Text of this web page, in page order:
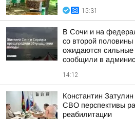
15:31
В Сочи и на
со второй половины
ожидаются
сообщили в
14:12
Константин
СВО перспективы
реабилитации